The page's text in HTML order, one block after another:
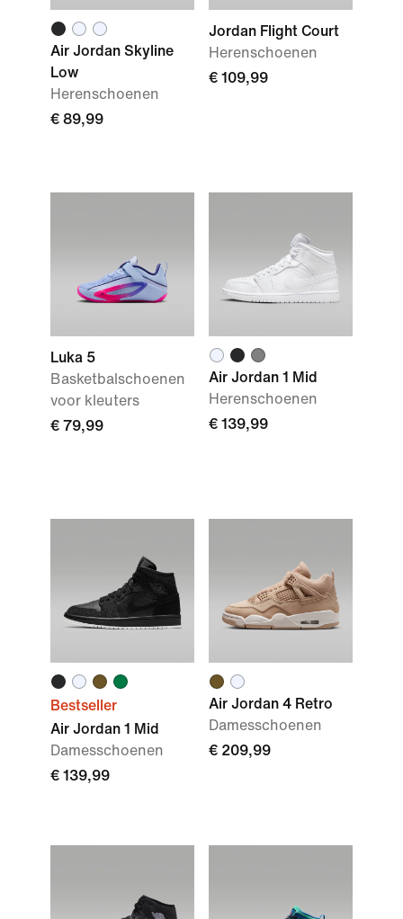
Air Jordan Skyline
Low
Herenschoenen
€ 89,99
Jordan Flight Court
Herenschoenen
€ 109,99
Luka 5
Basketbalschoenen
voor kleuters
€ 79,99
Air Jordan 1 Mid
Herenschoenen
€ 139,99
Bestseller
Air Jordan 1 Mid
Damesschoenen
€ 139,99
Air Jordan 4 Retro
Damesschoenen
€ 209,99